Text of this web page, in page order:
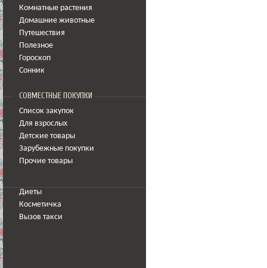
Комнатные растения
Домашние животные
Путешествия
Полезное
Гороскоп
Сонник
СОВМЕСТНЫЕ ПОКУПКИ
Список закупок
Для взрослых
Детские товары
Зарубежные покупки
Прочие товары
Диеты
Косметичка
Вызов такси